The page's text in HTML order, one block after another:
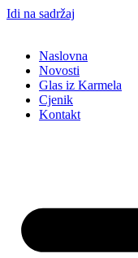
Idi na sadržaj
Naslovna
Novosti
Glas iz Karmela
Cjenik
Kontakt